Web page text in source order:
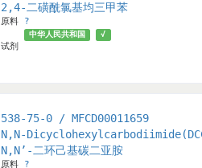
深圳市 √
2,4-二磺酰氯基均三甲苯
原料 ?
试剂
中华人民共和国 √
538-75-0 / MFCD00011659
N,N-
N,N’-二环己基碳二亚胺
原料 ?